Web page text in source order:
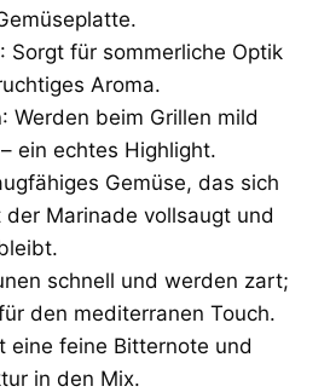
: Sorgt für sommerliche Optik
Aroma.
: Werden beim Grillen mild
ein echtes Highlight.
Gemüse, das sich
Marinade vollsaugt und
schnell und werden zart;
den mediterranen Touch.
eine feine Bitternote und
in den Mix.